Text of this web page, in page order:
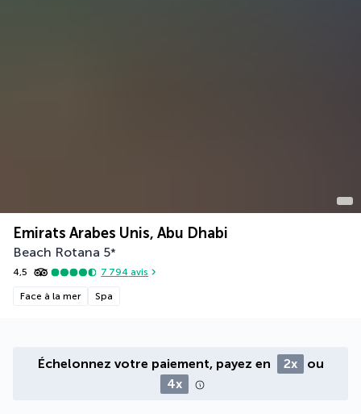
Emirats Arabes Unis, Abu Dhabi
Beach Rotana 5*
4,5 7 794 avis
Face à la mer Spa
Échelonnez votre paiement, payez en 2x
ou
4x